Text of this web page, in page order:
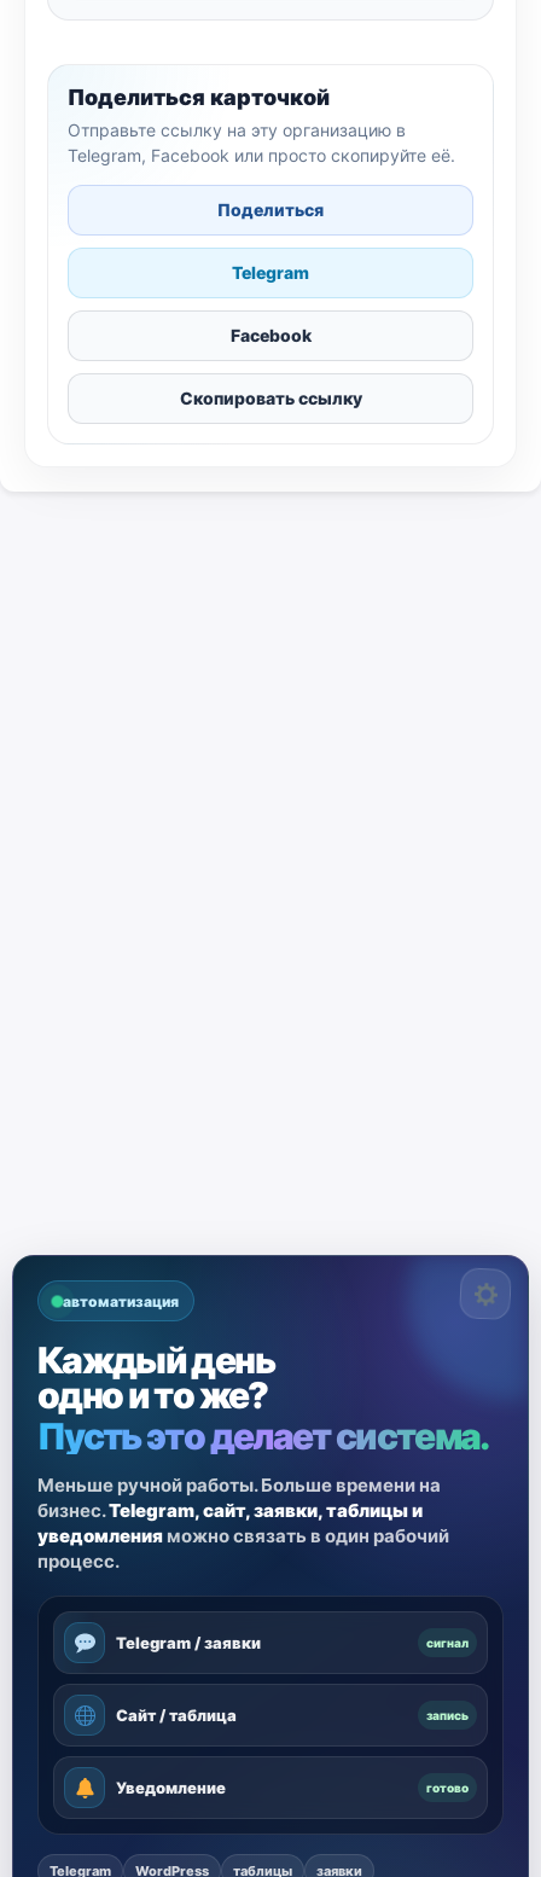
Поделиться карточкой
Отправьте ссылку на эту организацию в
Telegram, Facebook или просто скопируйте её.
Поделиться
Telegram
Facebook
Скопировать ссылку
автоматизация
Каждый день
одно и то же?
Пусть это делает система.
Меньше ручной работы. Больше времени на
бизнес.Telegram, сайт, заявки, таблицы и
уведомления можно связать в один рабочий
процесс.
Telegram / заявки сигнал
Сайт / таблица запись
Уведомление готово
Telegram WordPress таблицы заявки